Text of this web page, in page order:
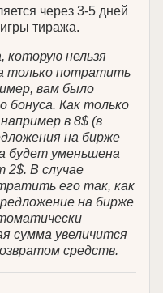
через 3-5 дней
тиража.
которую нельзя
только потратить
вам было
бонуса. Как только
в 8$ (в
на бирже
будет уменьшена
2$. В случае
его так, как
на бирже
сумма увеличится
средств.